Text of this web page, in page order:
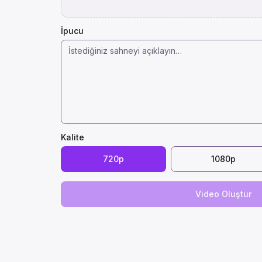
İpucu
Kalite
720p 1080p
Video Oluştur